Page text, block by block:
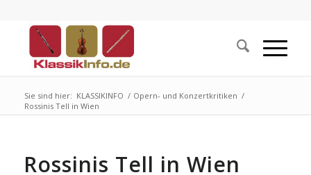
Sie sind hier: KLASSIKINFO / Opern- und Konzertkritiken /
Rossinis Tell in Wien
Rossinis Tell in Wien